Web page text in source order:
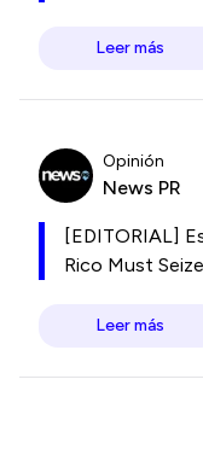
Leer más
Opinión
News PR
[EDITORIAL]
Rico Must Seize
Leer más